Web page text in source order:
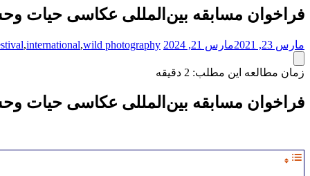
فراخوان مسابقه بین‌المللی عکاسی حیات وحش
مارس 23, 2021 مارس 21, 2024 ,international,wild photography
زمان مطالعه این مطلب: 2 دقیقه
فراخوان مسابقه بین‌المللی عکاسی حیات وحش